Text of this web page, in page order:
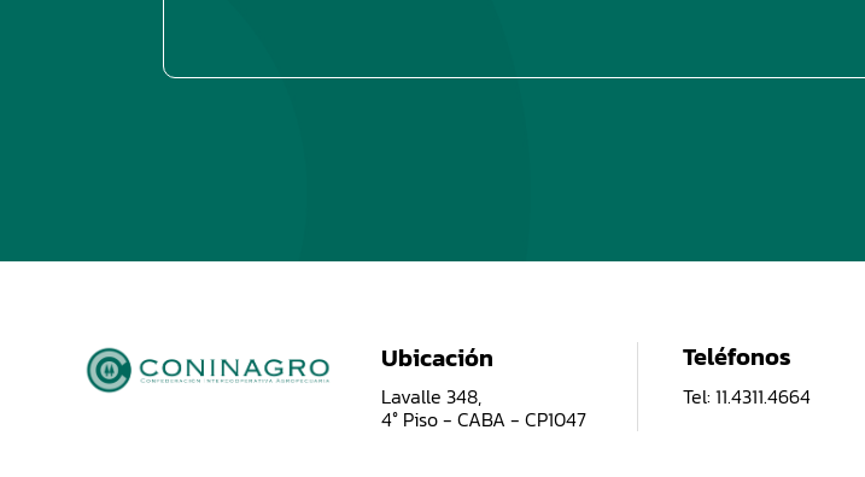
Ubicación
Lavalle 348,
4° Piso - CABA - CP1047
Teléfonos
Tel: 11.4311.4664